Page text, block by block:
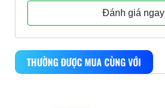
Đánh giá ngay
THƯỜNG ĐƯỢC MUA CÙNG VỚI